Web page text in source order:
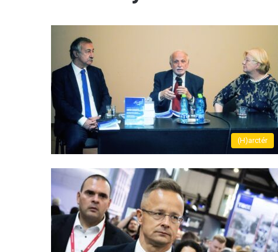
(H)arctér